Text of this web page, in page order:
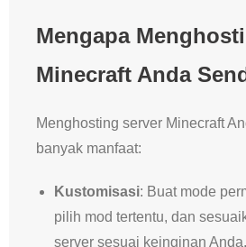
Mengapa
Minecraft Anda
Menghosting server Minecraft
banyak manfaat:
Kustomisasi: Buat mode
pilih mod tertentu, dan
server sesuai keinginan Anda.